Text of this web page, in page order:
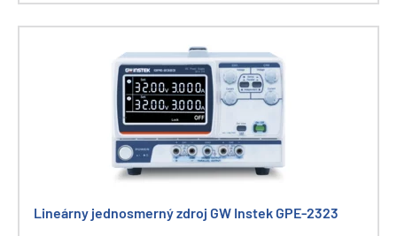
Lineárny jednosmerný zdroj GW Instek GPE-2323